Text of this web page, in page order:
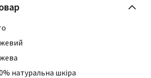
натуральна шкіра